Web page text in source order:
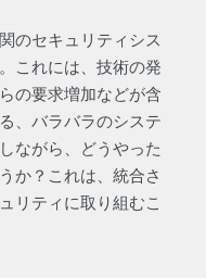
のセキュリティシス
これには、技術の発
の要求増加などが含
、バラバラのシステ
ながら、どうやった
か？これは、統合さ
リティに取り組むこ